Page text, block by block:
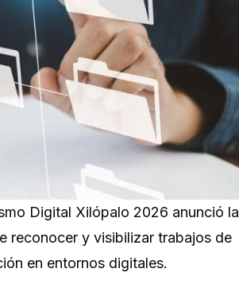
Digital Xilópalo 2026 anunció la
reconocer y visibilizar trabajos de
en entornos digitales.